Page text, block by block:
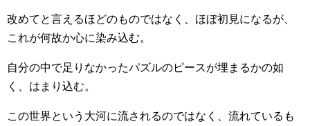
改めてと言えるほどのものではなく、ほぼ初見になるが、
これが何故か心に染み込む。
自分の中で足りなかったパズルのピースが埋まるかの如
く、はまり込む。
この世界という大河に流されるのではなく、流れているも